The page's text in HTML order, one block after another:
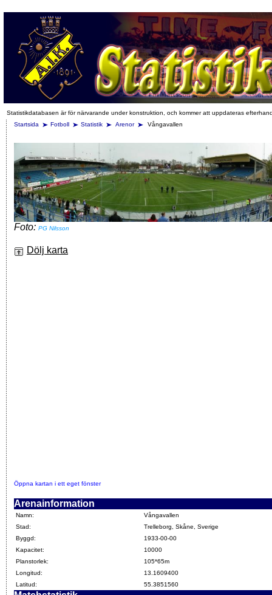
Statistikdatabasen är för närvarande under konstruktion, och kommer att uppdateras
Startsida
Fotboll Statistik Arenor Vångavallen
Foto: PG Nilsson
Dölj karta
Öppna kartan i ett eget fönster
Arenainformation
Namn:
Vångavallen
Stad:
Trelleborg, Skåne, Sverige
Byggd:
1933-00-00
Kapacitet:
10000
Planstorlek:
105*65m
Longitud:
13.1609400
Latitud:
55.3851560